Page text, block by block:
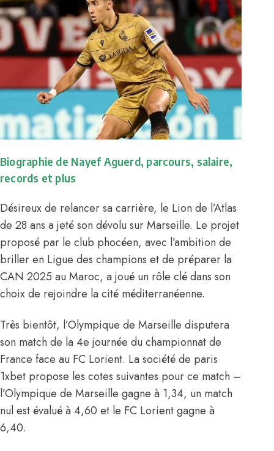
Biographie de Nayef Aguerd, parcours, salaire,
records et plus
Désireux de relancer sa carrière, le Lion de l’Atlas
de 28 ans a jeté son dévolu sur Marseille. Le projet
proposé par le club phocéen, avec l’ambition de
briller en Ligue des champions et de préparer la
CAN 2025 au Maroc, a joué un rôle clé dans son
choix de rejoindre la cité méditerranéenne.
Très bientôt, l’Olympique de Marseille disputera
son match de la 4e journée du championnat de
France face au FC Lorient. La société de paris
1xbet propose les cotes suivantes pour ce match –
l’Olympique de Marseille gagne à 1,34, un match
nul est évalué à 4,60 et le FC Lorient gagne à
6,40.